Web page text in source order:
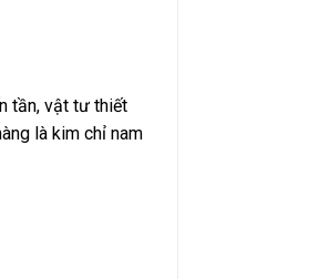
tần, vật tư thiết
là kim chỉ nam